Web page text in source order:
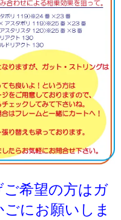
ご希望の方はガ
にお願いしま